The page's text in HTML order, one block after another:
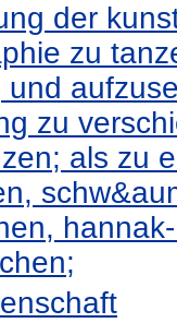
der
zu
und
zu
als zu